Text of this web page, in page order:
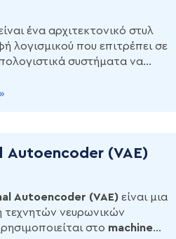
ένα αρχιτεκτονικό στυλ
λογισμικού που επιτρέπει σε
συστήματα να
ενός δικτύου, συνήθως του
Autoencoder (VAE)
Autoencoder (VAE)είναι μια
τεχνητών νευρωνικών
στο machine